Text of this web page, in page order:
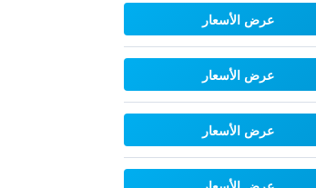
عرض الأسعار
عرض الأسعار
عرض الأسعار